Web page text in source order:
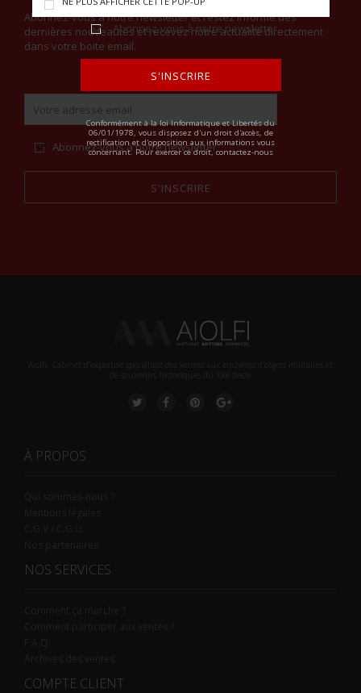
Abonnez-vous à notre newsletter
S'INSCRIRE
Conformément à la loi Informatique et Libertés du
06/01/1978, vous disposez d'un droit d'accès, de
rectification et d'opposition aux informations vous
concernant. Pour exercer ce droit, contactez-nous
Abonnez-vous à notre newsletter et restez informé des
dernières nouveautés et recevez notre actualité directement
dans votre boite email.
Abonnez-vous à notre newsletter
S'INSCRIRE
À PROPOS
NOS SERVICES
COMPTE CLIENT